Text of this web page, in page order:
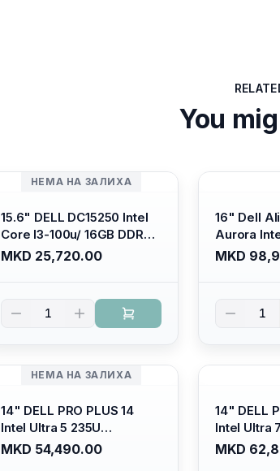
You
НЕМА НА ЗАЛИХА
15.6" DELL DC15250 Intel
Core I3-100u/ 16GB DDR4/
512GB SSD M.2/ Iris Xe
Graphics/ 120Hz Anti-
Kb/ Carbon Black/ Ubuntu
MKD 25,720.00
1
16" Dell
Aurora
/16GB
5600mhz/
300 nits /
MKD
1
НЕМА НА ЗАЛИХА
14" DELL PRO PLUS 14
Intel Ultra 5 235U
Vpro/16gb RAM DDR5
5600mhz/ 512 GB SSD M.2
MKD 54,490.00
14" DELL
Intel Ultra
RAM
GB SSD
MKD